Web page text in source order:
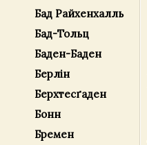
Бад Райхенхалль
Бад-Тольц
Баден-Баден
Берлін
Берхтесґаден
Бонн
Бремен